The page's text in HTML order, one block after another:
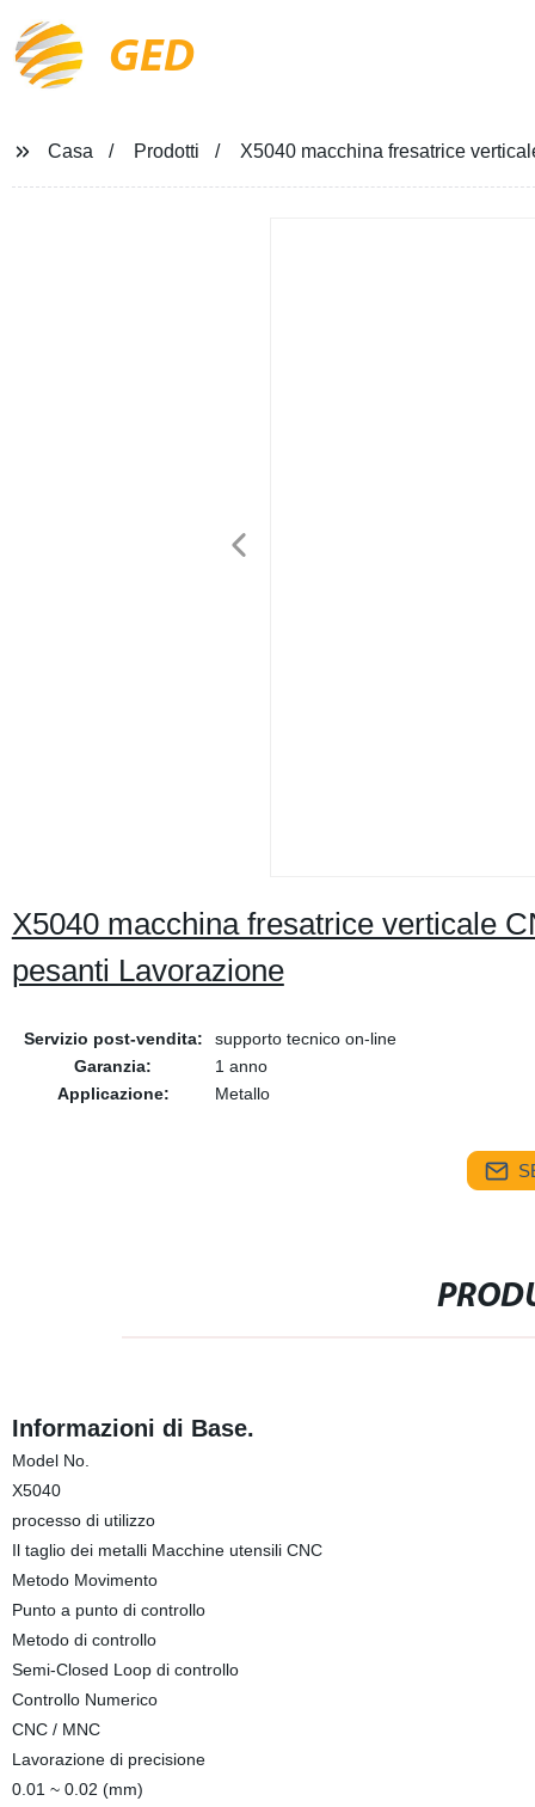
GED
Casa Prodotti X5040 macchina fresatrice
X5040 macchina fresatrice verticale
pesanti Lavorazione
Servizio post-vendita:
supporto tecnico on-line
Garanzia:
1 anno
Applicazione:
Metallo
Informazioni di Base.
Model No.
X5040
processo di utilizzo
Il taglio dei metalli Macchine utensili CNC
Metodo Movimento
Punto a punto di controllo
Metodo di controllo
Semi-Closed Loop di controllo
Controllo Numerico
CNC / MNC
Lavorazione di precisione
0.01 ~ 0.02 (mm)